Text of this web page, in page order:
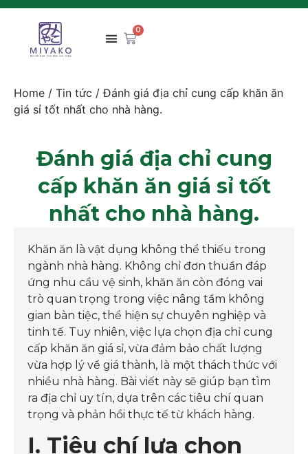
0
Home / Tin tức / Đánh giá địa chỉ cung cấp khăn ăn
giá sỉ tốt nhất cho nhà hàng.
Đánh giá địa chỉ cung
cấp khăn ăn giá sỉ tốt
nhất cho nhà hàng.
Khăn ăn là vật dụng không thể thiếu trong
ngành nhà hàng. Không chỉ đơn thuần đáp
ứng nhu cầu vệ sinh, khăn ăn còn đóng vai
trò quan trọng trong việc nâng tầm không
gian bàn tiệc, thể hiện sự chuyên nghiệp và
tinh tế. Tuy nhiên, việc lựa chọn địa chỉ cung
cấp khăn ăn giá sỉ, vừa đảm bảo chất lượng
vừa hợp lý về giá thành, là một thách thức với
nhiều nhà hàng. Bài viết này sẽ giúp bạn tìm
ra địa chỉ uy tín, dựa trên các tiêu chí quan
trọng và phản hồi thực tế từ khách hàng.
I. Tiêu chí lựa chọn